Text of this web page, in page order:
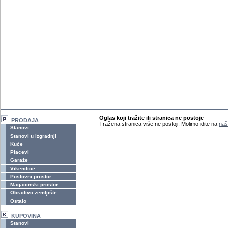
PRODAJA
Stanovi
Stanovi u izgradnji
Kuće
Placevi
Garaže
Vikendice
Poslovni prostor
Magacinski prostor
Obradivo zemljište
Ostalo
KUPOVINA
Stanovi
Oglas koji tražite ili stranica ne postoje
Tražena stranica više ne postoji. Molimo idite na